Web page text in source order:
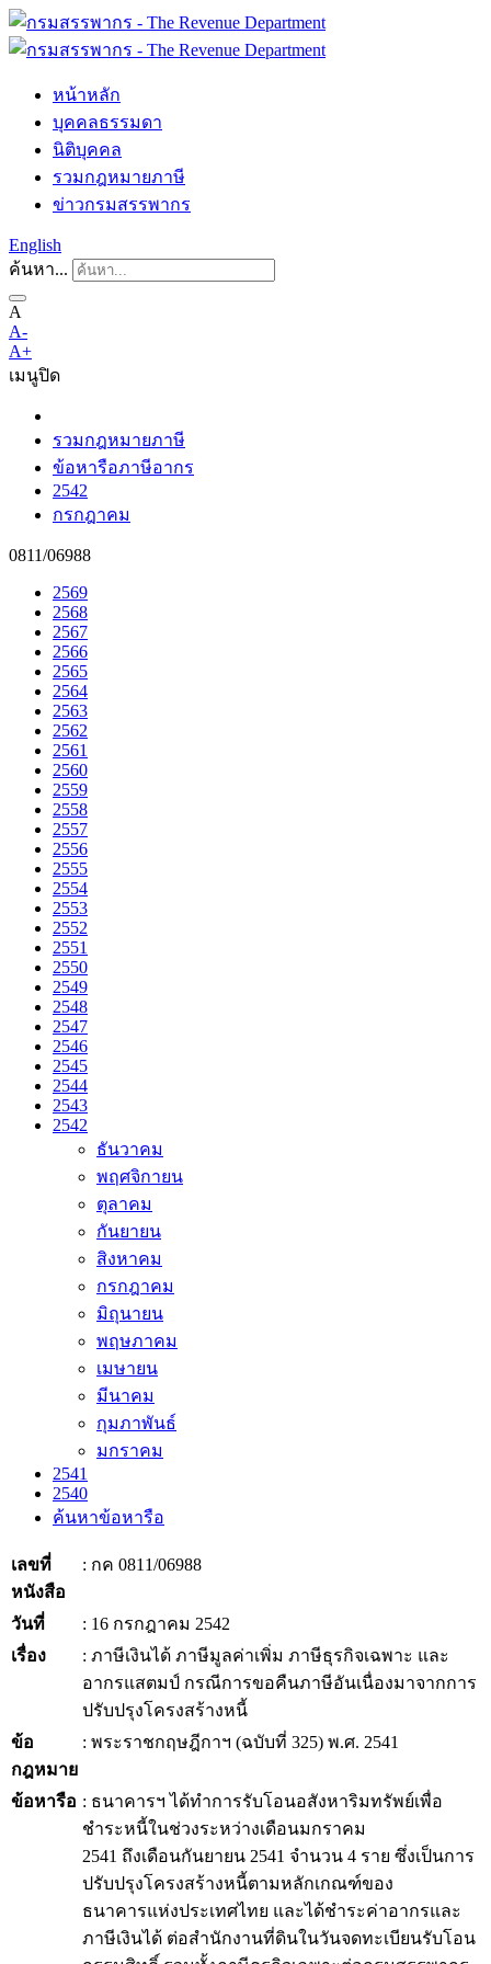
หน้าหลัก
บุคคลธรรมดา
นิติบุคคล
รวมกฎหมายภาษี
ข่าวกรมสรรพากร
English
ค้นหา...
A
A-
A+
เมนูปิด
รวมกฎหมายภาษี
ข้อหารือภาษีอากร
2542
กรกฎาคม
0811/06988
2569
2568
2567
2566
2565
2564
2563
2562
2561
2560
2559
2558
2557
2556
2555
2554
2553
2552
2551
2550
2549
2548
2547
2546
2545
2544
2543
2542
ธันวาคม
พฤศจิกายน
ตุลาคม
กันยายน
สิงหาคม
กรกฎาคม
มิถุนายน
พฤษภาคม
เมษายน
มีนาคม
กุมภาพันธ์
มกราคม
2541
2540
ค้นหาข้อหารือ
เลขที่
หนังสือ
: กค 0811/06988
วันที่
: 16 กรกฎาคม 2542
เรื่อง
: ภาษีเงินได้ ภาษีมูลค่าเพิ่ม ภาษีธุรกิจเฉพาะ และ
อากรแสตมป์ กรณีการขอคืนภาษีอันเนื่องมาจากการ
ปรับปรุงโครงสร้างหนี้
ข้อ
กฎหมาย
: พระราชกฤษฎีกาฯ (ฉบับที่ 325) พ.ศ. 2541
ข้อหารือ : ธนาคารฯ ได้ทำการรับโอนอสังหาริมทรัพย์เพื่อ
ชำระหนี้ในช่วงระหว่างเดือนมกราคม
2541 ถึงเดือนกันยายน 2541 จำนวน 4 ราย ซึ่งเป็นการ
ปรับปรุงโครงสร้างหนี้ตามหลักเกณฑ์ของ
ธนาคารแห่งประเทศไทย และได้ชำระค่าอากรและ
ภาษีเงินได้ ต่อสำนักงานที่ดินในวันจดทะเบียนรับโอน